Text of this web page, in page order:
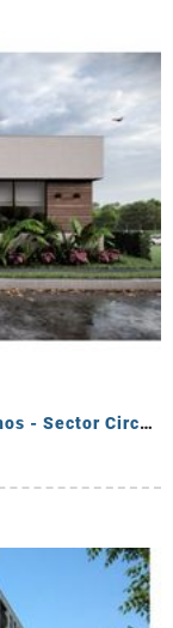
Se Venden Casas Campestres Sobre Planos - Sector Circasia